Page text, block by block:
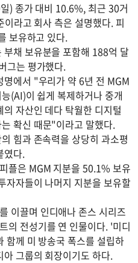
) 종가 대비 10.6%, 최근 30거
라고 회사 측은 설명했다. 피
보유하고 있다.
채 보유분을 포함해 188억 달
그는 평가했다.
에서 "우리가 약 6년 전 MGM
(AI)이 쉽게 복제하거나 중개
자산인 데다 탁월한 디지털
확신 때문"이라고 말했다.
힘과 존속력을 상당히 과소평
였다.
플은 MGM 지분을 50.1% 보유
자자들이 나머지 지분을 보유할
이끌며 인디애나 존스 시리즈
의 전성기를 연 인물이다. '미디
함께 미 방송국 폭스를 설립하
그룹의 회장이기도 하다.